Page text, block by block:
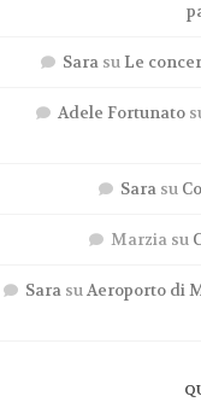
Sara su Le
Adele Fortunato
Sara su
Marziasu
Sara suAeroporto di